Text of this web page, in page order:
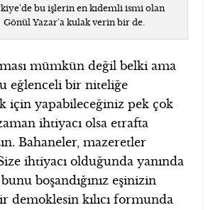
bu işlerin en kıdemli ismi olan
Gönül Yazar'a kulak verin bir de.
mümkün değil belki ama
eğlenceli bir niteliğe
için yapabileceğiniz pek çok
ihtiyacı olsa etrafta
Bahaneler, mazeretler
ihtiyacı olduğunda yanında
boşandığınız eşinizin
demoklesin kılıcı formunda